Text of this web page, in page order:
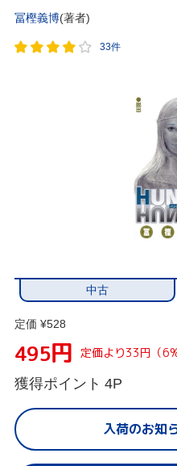
冨樫義博(著者)
33件
中古
定価 ¥528
495円 定価より33円（
獲得ポイント 4P
入荷のお知